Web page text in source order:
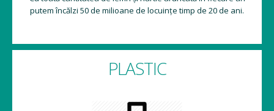
putem încălzi 50 de milioane de locuințe timp de 20 de ani.
PLASTIC